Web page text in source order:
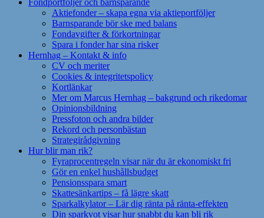
Fondportföljer och barnsparande
Aktiefonder – skapa egna via aktieportföljer
Barnsparande bör ske med balans
Fondavgifter & förkortningar
Spara i fonder har sina risker
Hernhag – Kontakt & info
CV och meriter
Cookies & integritetspolicy
Kortlänkar
Mer om Marcus Hernhag – bakgrund och rikedomar
Opinionsbildning
Pressfoton och andra bilder
Rekord och personbästan
Strategirådgivning
Hur blir man rik?
Fyraprocentregeln visar när du är ekonomiskt fri
Gör en enkel hushållsbudget
Pensionsspara smart
Skattesänkartips – få lägre skatt
Sparkalkylator – Lär dig ränta på ränta-effekten
Din sparkvot visar hur snabbt du kan bli rik